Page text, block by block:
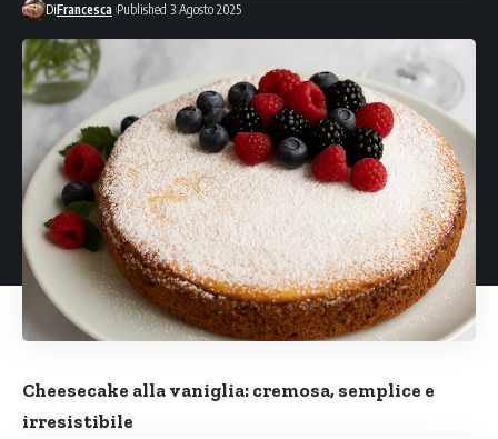
DiFrancesca Published 3 Agosto 2025
Cheesecake alla vaniglia: cremosa, semplice e
irresistibile